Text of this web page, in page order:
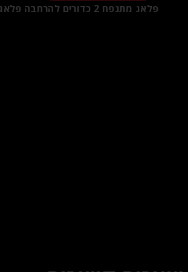
פלאג מתנפח 2 כדורים להרחבה פלאג איכותי מאוד